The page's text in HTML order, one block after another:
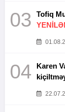
03
04
Karen